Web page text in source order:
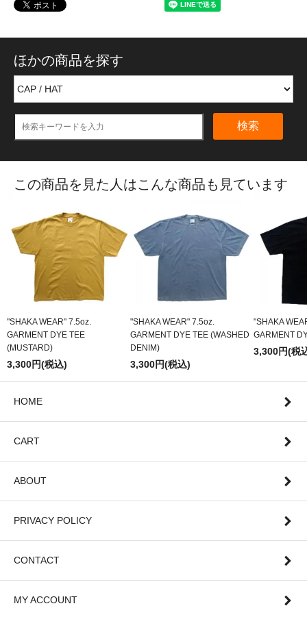
ほかの商品を探す
検索
この商品を見た人はこんな商品も見ています
"SHAKA WEAR" 7.5oz.
GARMENT DYE TEE
(MUSTARD)
3,300円(税込)
"SHAKA WEAR" 7.5oz.
GARMENT DYE TEE (WASHED
DENIM)
3,300円(税込)
"SHAKA
GARMENT
3,300円(税
HOME
CART
ABOUT
PRIVACY POLICY
CONTACT
MY ACCOUNT